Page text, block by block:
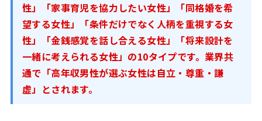
性」「家事育児を協力したい女性」「同格婚を希
望する女性」「条件だけでなく人柄を重視する女
性」「金銭感覚を話し合える女性」「将来設計を
一緒に考えられる女性」の10タイプです。業界共
通で「高年収男性が選ぶ女性は自立・尊重・謙
虚」とされます。